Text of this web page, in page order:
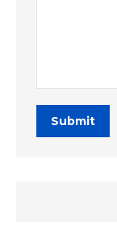
Submit